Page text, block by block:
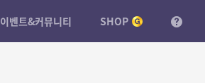
이벤트&커뮤니티 SHOP